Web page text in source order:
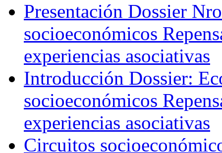
Presentación Dossier
socioeconómicos
experiencias asociativas
Introducción Dossier:
socioeconómicos
experiencias asociativas
Circuitos